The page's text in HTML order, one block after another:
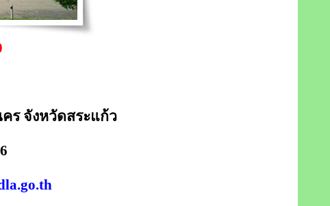
ร จังหวัดสระแก้ว